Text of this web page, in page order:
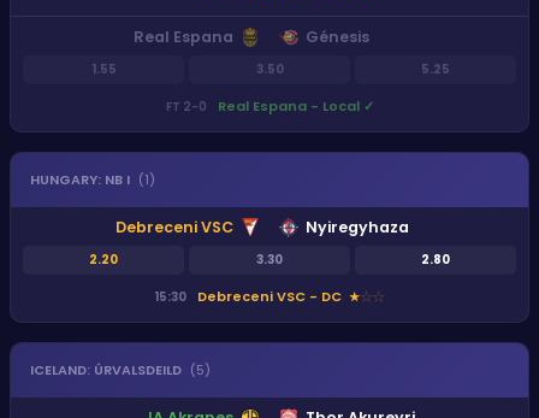
Real Espana
1.55 3.50 5.25
Génesis
FT 2-0 Real Espana - Local✓
HUNGARY: NB I (1)
Debreceni VSC
2.20 3.30 2.80
Nyiregyhaza
15:30 Debreceni VSC - DC ★★★
ICELAND: ÚRVALSDEILD (5)